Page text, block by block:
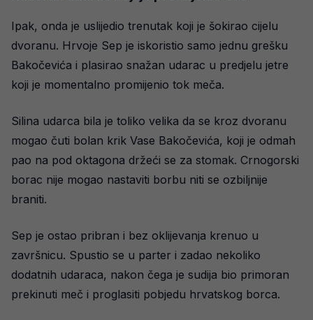
Ipak, onda je uslijedio trenutak koji je šokirao cijelu
dvoranu. Hrvoje Sep je iskoristio samo jednu grešku
Bakočevića i plasirao snažan udarac u predjelu jetre
koji je momentalno promijenio tok meča.
Silina udarca bila je toliko velika da se kroz dvoranu
mogao čuti bolan krik Vase Bakočevića, koji je odmah
pao na pod oktagona držeći se za stomak. Crnogorski
borac nije mogao nastaviti borbu niti se ozbiljnije
braniti.
Sep je ostao pribran i bez oklijevanja krenuo u
završnicu. Spustio se u parter i zadao nekoliko
dodatnih udaraca, nakon čega je sudija bio primoran
prekinuti meč i proglasiti pobjedu hrvatskog borca.